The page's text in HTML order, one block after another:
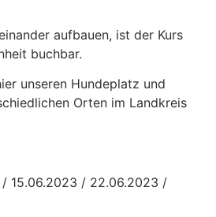
aufbauen, ist der Kurs
buchbar.
unseren Hundeplatz und
Orten im Landkreis
/ 15.06.2023 / 22.06.2023 /